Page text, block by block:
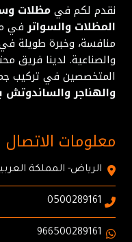
نقدم لكم فيمظلات
المظلات والسواترفي
منافسة، وخبرة طويلة في
والصناعية. لدينا فريق
المتخصصين في تركيب
والهناجر والساندوتش
معلومات الاتصال
الرياض- المملكة
0500289161
966500289161